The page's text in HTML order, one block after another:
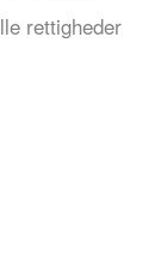
rettigheder